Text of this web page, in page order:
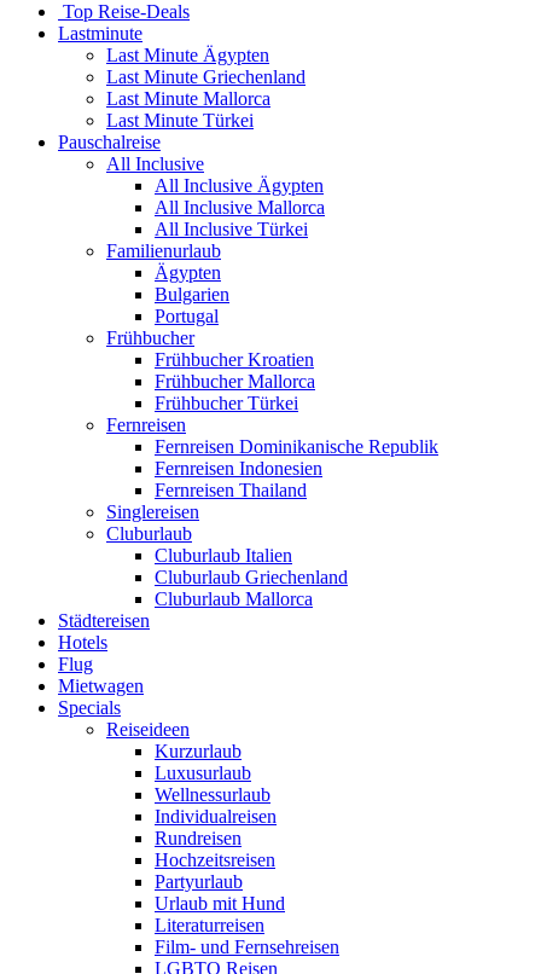
Top Reise-Deals
Lastminute
Last Minute Ägypten
Last Minute Griechenland
Last Minute Mallorca
Last Minute Türkei
Pauschalreise
All Inclusive
All Inclusive Ägypten
All Inclusive Mallorca
All Inclusive Türkei
Familienurlaub
Ägypten
Bulgarien
Portugal
Frühbucher
Frühbucher Kroatien
Frühbucher Mallorca
Frühbucher Türkei
Fernreisen
Fernreisen Dominikanische Republik
Fernreisen Indonesien
Fernreisen Thailand
Singlereisen
Cluburlaub
Cluburlaub Italien
Cluburlaub Griechenland
Cluburlaub Mallorca
Städtereisen
Hotels
Flug
Mietwagen
Specials
Reiseideen
Kurzurlaub
Luxusurlaub
Wellnessurlaub
Individualreisen
Rundreisen
Hochzeitsreisen
Partyurlaub
Urlaub mit Hund
Literaturreisen
Film- und Fernsehreisen
LGBTQ Reisen